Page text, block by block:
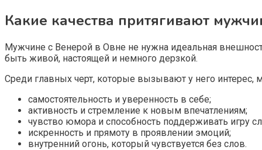
Какие качества притягивают
Мужчине с Венерой в Овне не нужна идеальная
быть живой, настоящей и немного дерзкой.
Среди главных черт, которые вызывают у него интерес,
самостоятельность и уверенность в себе;
активность и стремление к новым впечатлениям;
чувство юмора и способность поддерживать игру
искренность и прямоту в проявлении эмоций;
внутренний огонь, который чувствуется без слов.